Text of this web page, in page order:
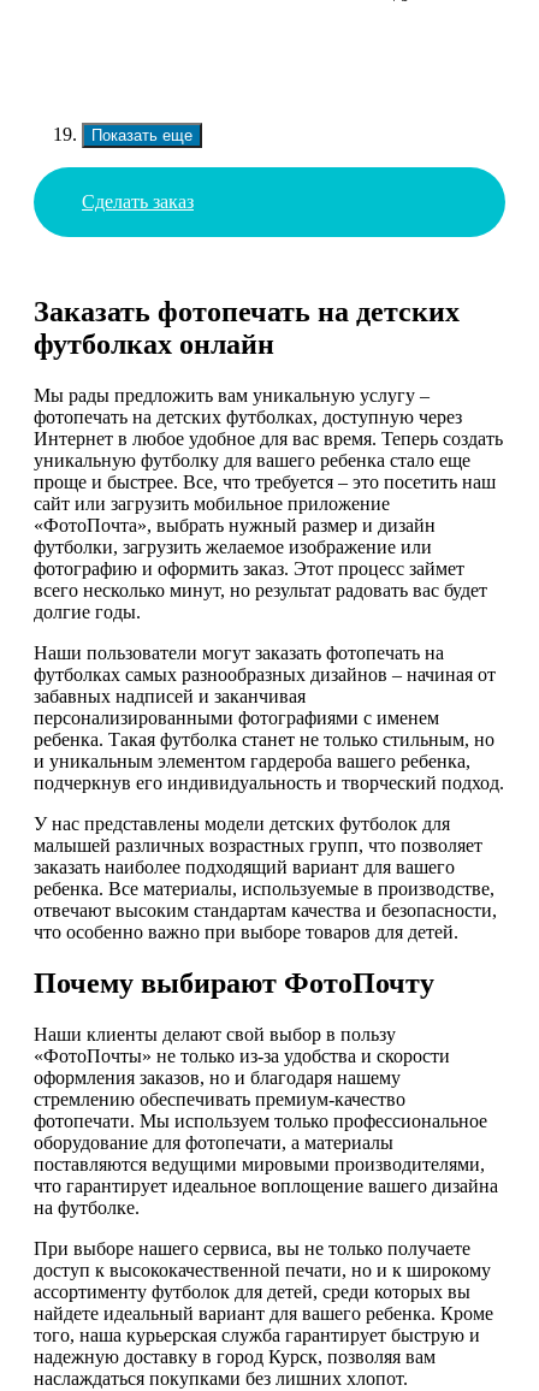
Показать еще
Сделать заказ
Заказать фотопечать на детских
футболках онлайн
Мы рады предложить вам уникальную услугу –
фотопечать на детских футболках, доступную через
Интернет в любое удобное для вас время. Теперь создать
уникальную футболку для вашего ребенка стало еще
проще и быстрее. Все, что требуется – это посетить наш
сайт или загрузить мобильное приложение
«ФотоПочта», выбрать нужный размер и дизайн
футболки, загрузить желаемое изображение или
фотографию и оформить заказ. Этот процесс займет
всего несколько минут, но результат радовать вас будет
долгие годы.
Наши пользователи могут заказать фотопечать на
футболках самых разнообразных дизайнов – начиная от
забавных надписей и заканчивая
персонализированными фотографиями с именем
ребенка. Такая футболка станет не только стильным, но
и уникальным элементом гардероба вашего ребенка,
подчеркнув его индивидуальность и творческий подход.
У нас представлены модели детских футболок для
малышей различных возрастных групп, что позволяет
заказать наиболее подходящий вариант для вашего
ребенка. Все материалы, используемые в производстве,
отвечают высоким стандартам качества и безопасности,
что особенно важно при выборе товаров для детей.
Почему выбирают ФотоПочту
Наши клиенты делают свой выбор в пользу
«ФотоПочты» не только из-за удобства и скорости
оформления заказов, но и благодаря нашему
стремлению обеспечивать премиум-качество
фотопечати. Мы используем только профессиональное
оборудование для фотопечати, а материалы
поставляются ведущими мировыми производителями,
что гарантирует идеальное воплощение вашего дизайна
на футболке.
При выборе нашего сервиса, вы не только получаете
доступ к высококачественной печати, но и к широкому
ассортименту футболок для детей, среди которых вы
найдете идеальный вариант для вашего ребенка. Кроме
того, наша курьерская служба гарантирует быструю и
надежную доставку в город Курск, позволяя вам
наслаждаться покупками без лишних хлопот.